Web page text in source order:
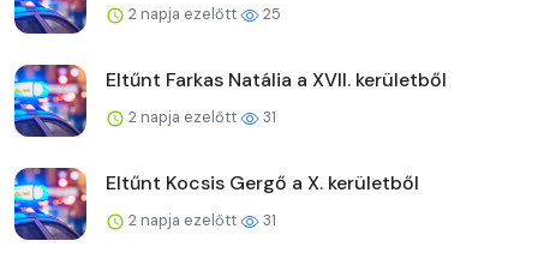
2 napja ezelőtt 25
Eltűnt Farkas Natália a XVII. kerületből
2 napja ezelőtt 31
Eltűnt Kocsis Gergő a X. kerületből
2 napja ezelőtt 31